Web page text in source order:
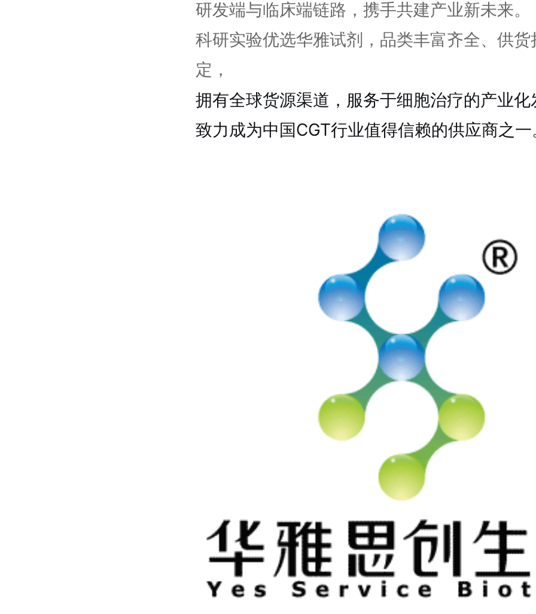
研发端与临床端链路，携手共建产业新未来。
科研实验优选华雅试剂，品类丰富齐全、供货
定，
拥有全球货源渠道，服务于细胞治疗的产业化
致力成为中国CGT行业值得信赖的供应商之一